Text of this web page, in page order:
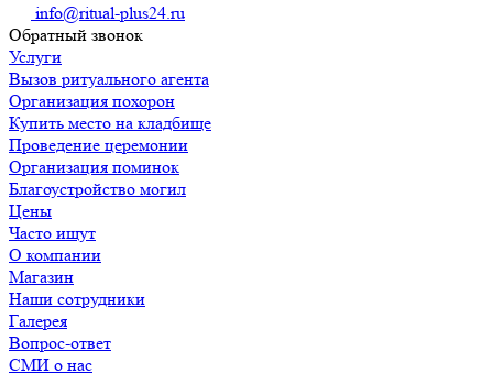
info@ritual-plus24.ru
Обратный звонок
Услуги
Вызов ритуального агента
Организация похорон
Купить место на кладбище
Проведение церемонии
Организация поминок
Благоустройство могил
Цены
Часто ищут
О компании
Магазин
Наши сотрудники
Галерея
Вопрос-ответ
СМИ о нас